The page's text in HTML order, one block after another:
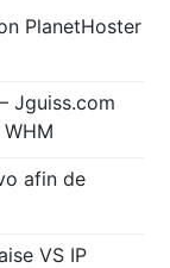
PlanetHoster
Jguiss.com
afin de
VS IP